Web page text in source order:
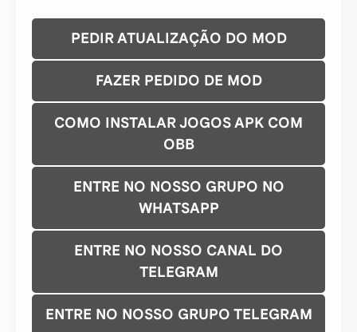
PEDIR ATUALIZAÇÃO DO MOD
FAZER PEDIDO DE MOD
COMO INSTALAR JOGOS APK COM
OBB
ENTRE NO NOSSO GRUPO NO
WHATSAPP
ENTRE NO NOSSO CANAL DO
TELEGRAM
ENTRE NO NOSSO GRUPO TELEGRAM